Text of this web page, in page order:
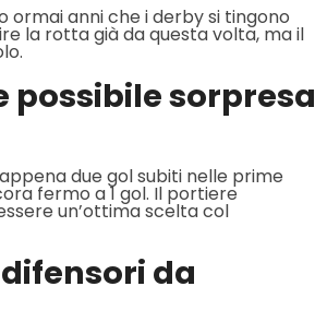
ormai anni che i derby si tingono
la rotta già da questa volta, ma il
sorpresa
due gol subiti nelle prime
fermo a 1 gol. Il portiere
un’ottima scelta col
da